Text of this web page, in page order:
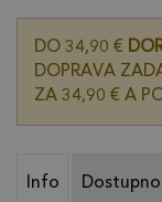
DO 34,90 €
DOPRAVA
ZA 34,90 € A
Info